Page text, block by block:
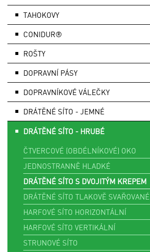
TAHOKOVY
CONIDUR®
ROŠTY
DOPRAVNÍ PÁSY
DOPRAVNÍKOVÉ VÁLEČKY
DRÁTĚNÉ SÍTO - JEMNÉ
DRÁTĚNÉ SÍTO - HRUBÉ
ČTVERCOVÉ (OBDÉLNÍKOVÉ) OKO
JEDNOSTRANNĚ HLADKÉ
DRÁTĚNÉ SÍTO S DVOJITÝM KREPEM
DRÁTĚNÉ SÍTO TLAKOVĚ SVAŘOVANÉ
HARFOVÉ SÍTO HORIZONTÁLNÍ
HARFOVÉ SÍTO VERTIKÁLNÍ
STRUNOVÉ SÍTO